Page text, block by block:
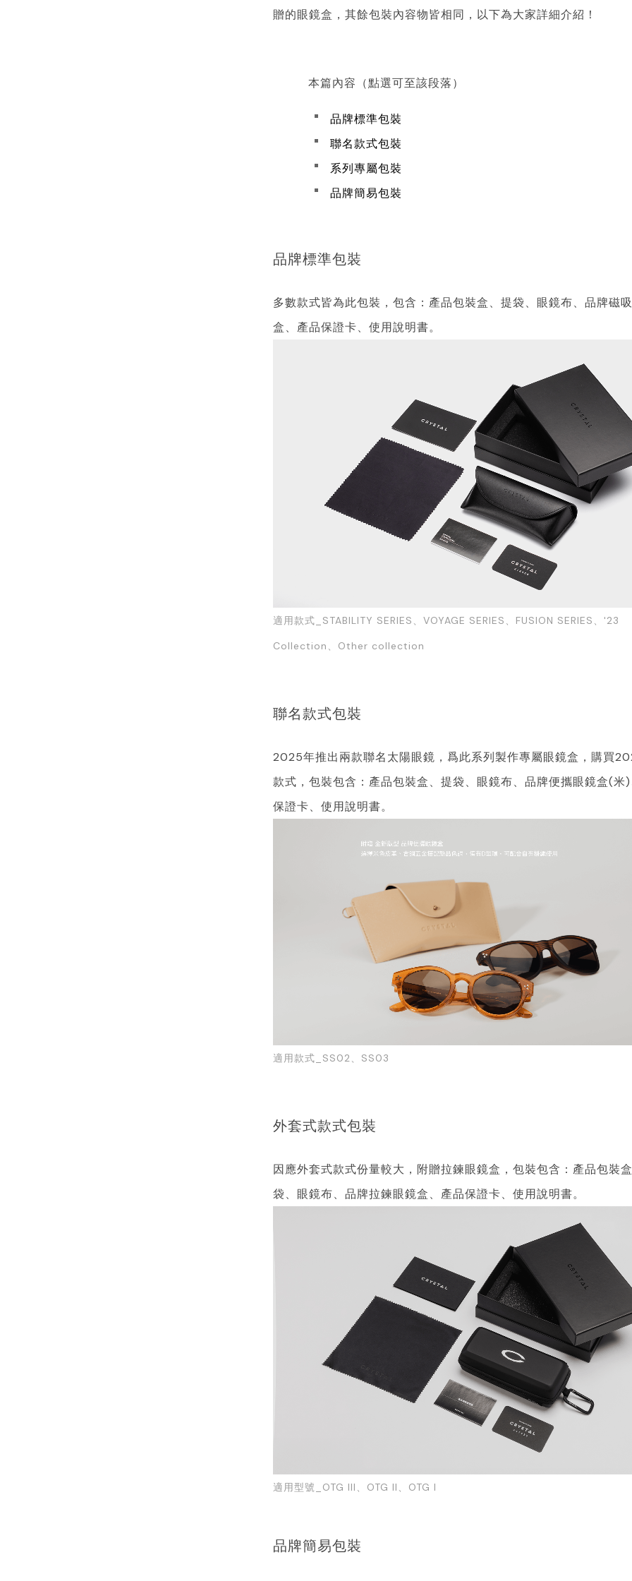
贈的眼鏡盒，其餘包裝內容物皆相同，以下為大家詳細介紹！
本篇內容（點選可至該段落）
品牌標準包裝
聯名款式包裝
系列專屬包裝
品牌簡易包裝
品牌標準包裝
多數款式皆為此包裝，包含：產品包裝盒、提袋、眼鏡布、品牌磁
盒、產品保證卡、使用說明書。
適用款式_STABILITY SERIES、VOYAGE SERIES、FUSION SERIES、'23
Collection、Other collection
聯名款式包裝
2025年推出兩款聯名太陽眼鏡，爲此系列製作專屬眼鏡盒，購買
款式，包裝包含：產品包裝盒、提袋、眼鏡布、品牌便攜眼鏡盒(米
保證卡、使用說明書。
適用款式_SS02、SS03
外套式款式包裝
因應外套式款式份量較大，附贈拉鍊眼鏡盒，包裝包含：產品包裝
袋、眼鏡布、品牌拉鍊眼鏡盒、產品保證卡、使用說明書。
適用型號_OTG III、OTG II、OTG I
品牌簡易包裝